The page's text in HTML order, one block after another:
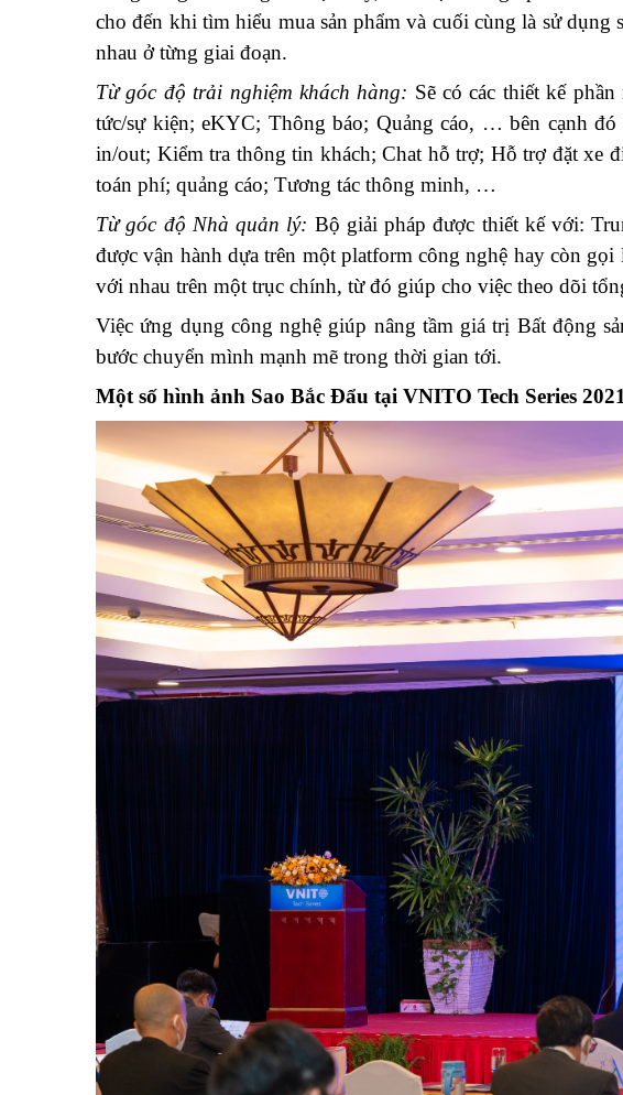
cho đến khi tìm hiểu mua sản phẩm và cuối cùng là sử
nhau ở từng giai đoạn.
Từ góc độ trải nghiệm khách hàng: Sẽ có các thiết kế
tức/sự kiện; eKYC; Thông báo; Quảng cáo, … bên cạnh
in/out; Kiểm tra thông tin khách; Chat hỗ trợ; Hỗ trợ đặt xe
toán phí; quảng cáo; Tương tác thông minh, …
Từ góc độ Nhà quản lý: Bộ giải pháp được thiết kế với:
được vận hành dựa trên một platform công nghệ hay còn
với nhau trên một trục chính, từ đó giúp cho việc theo dõi
Việc ứng dụng công nghệ giúp nâng tầm giá trị Bất động
bước chuyển mình mạnh mẽ trong thời gian tới.
Một số hình ảnh Sao Bắc Đẩu tại VNITO Tech Series